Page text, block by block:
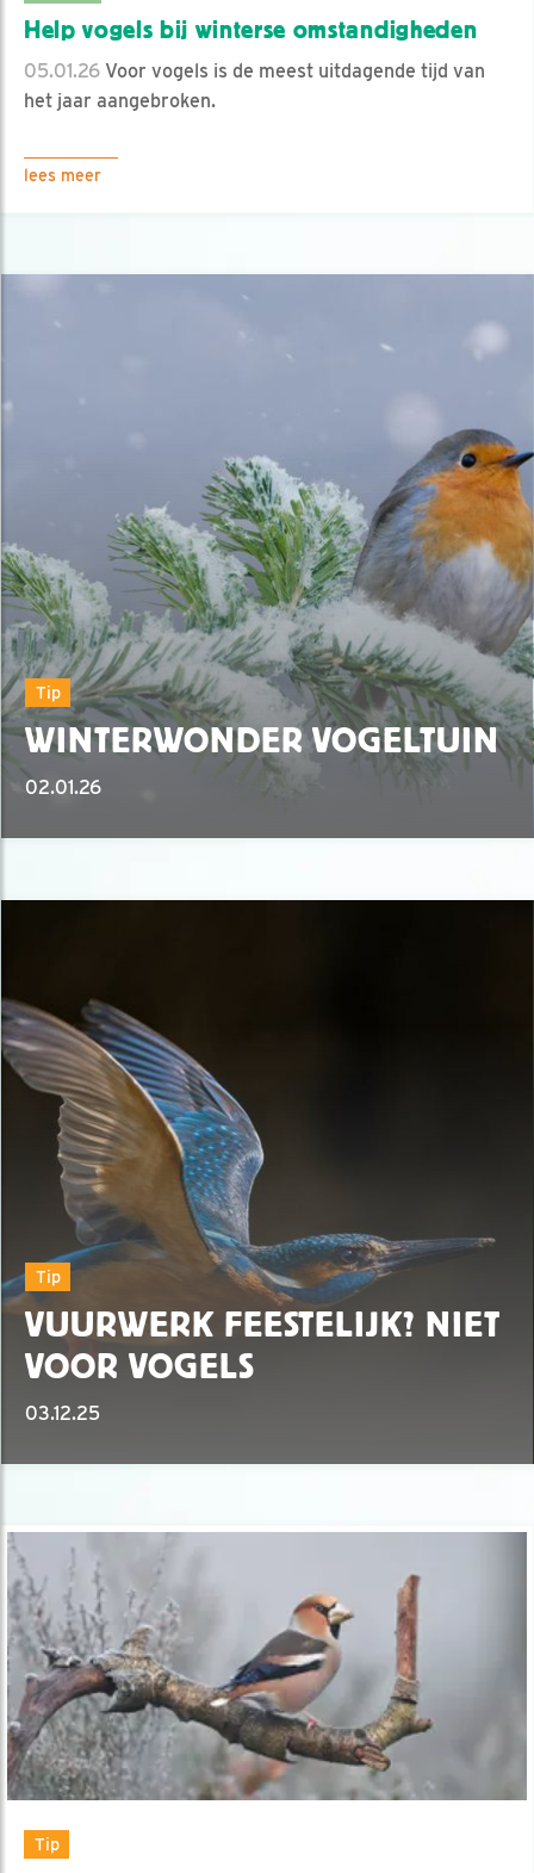
Help vogels bij winterse omstandigheden
05.01.26 Voor vogels is de meest uitdagende tijd van
het jaar aangebroken.
lees meer
Tip
WINTERWONDER VOGELTUIN
02.01.26
Tip
VUURWERK FEESTELIJK? NIET
VOOR VOGELS
03.12.25
Tip